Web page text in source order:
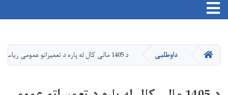
دانګل
Toggle navigation
کور داوطلبی د 1405 مالی کال له پاره د تعمیراتو عمومی ریاست د دیپو د اړتیا وړ ایرکندیشن د برابرولو او چمتو کولو پروژه